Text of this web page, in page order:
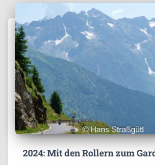
2024: Mit den Rollern zum